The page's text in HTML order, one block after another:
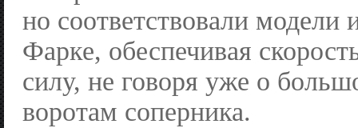
но соответствовали модели
Фарке, обеспечивая
силу, не говоря уже о
воротам соперника.